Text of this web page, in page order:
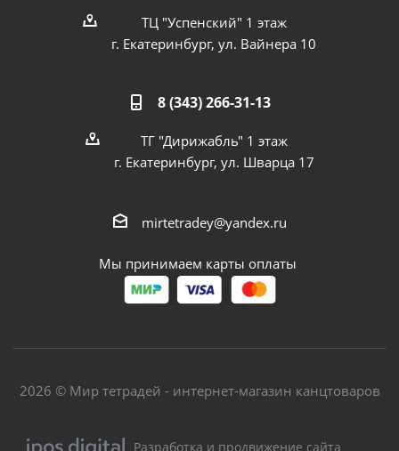
ТЦ "Успенский" 1 этаж
г. Екатеринбург, ул. Вайнера 10
8 (343) 266-31-13
ТГ "Дирижабль" 1 этаж
г. Екатеринбург, ул. Шварца 17
mirtetradey@yandex.ru
Мы принимаем карты оплаты
2026 © Мир тетрадей - интернет-магазин канцтоваров
Разработка и продвижение сайта